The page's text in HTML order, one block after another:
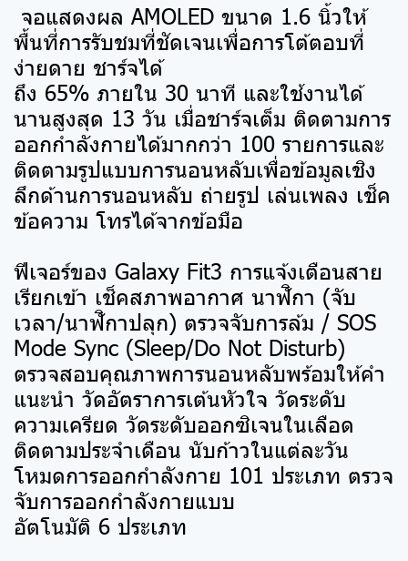
จอแสดงผล AMOLED ขนาด 1.6 นิ้วให้
พื้นที่การรับชมที่ชัดเจนเพื่อการโต้ตอบที่
ง่ายดาย ชาร์จได้
ถึง 65% ภายใน 30 นาที และใช้งานได้
นานสูงสุด 13 วัน เมื่อชาร์จเต็ม ติดตามการ
ออกกำลังกายได้มากกว่า 100 รายการและ
ติดตามรูปแบบการนอนหลับเพื่อข้อมูลเชิง
ลึกด้านการนอนหลับ ถ่ายรูป เล่นเพลง เช็ค
ข้อความ โทรได้จากข้อมือ
ฟีเจอร์ของ Galaxy Fit3 การแจ้งเตือนสาย
เรียกเข้า เช็คสภาพอากาศ นาฬิกา (จับ
เวลา/นาฬิกาปลุก) ตรวจจับการล้ม / SOS
Mode Sync (Sleep/Do Not Disturb)
ตรวจสอบคุณภาพการนอนหลับพร้อมให้คำ
แนะนำ วัดอัตราการเต้นหัวใจ วัดระดับ
ความเครียด วัดระดับออกซิเจนในเลือด
ติดตามประจำเดือน นับก้าวในแต่ละวัน
โหมดการออกกำลังกาย 101 ประเภท ตรวจ
จับการออกกำลังกายแบบ
อัตโนมัติ 6 ประเภท